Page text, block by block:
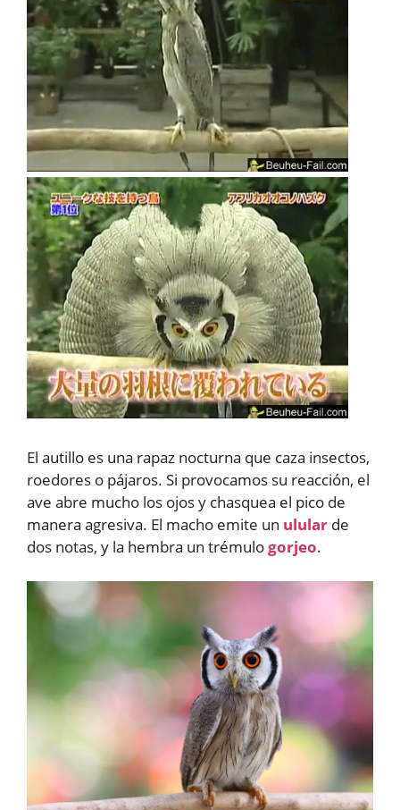
El autillo es una rapaz nocturna que caza insectos,
roedores o pájaros. Si provocamos su reacción, el
ave abre mucho los ojos y chasquea el pico de
manera agresiva. El macho emite un ulular de
dos notas, y la hembra un trémulogorjeo.